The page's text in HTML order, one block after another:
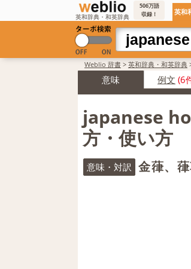
英和辞典・和英辞典
506万語
収録！
英和
Weblio 辞書 > 英和辞典・和英辞典
意味 例文 (6
japanese
方・使い方
意味・対訳 金葎、